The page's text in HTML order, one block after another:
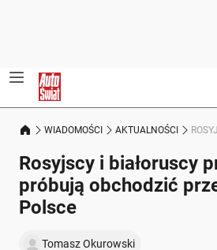
WIADOMOŚCI AKTUALNOŚCI
Rosyjscy i białoruscy
próbują obchodzić
Polsce
Tomasz Okurowski